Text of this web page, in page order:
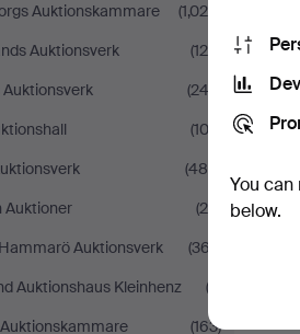
Auktionskammare
(1,020)
Auktionsverk
(124)
(243)
(103)
(480)
Auktioner
(29)
Auktionsverk
(367)
Auktionshaus Kleinhenz
(3)
(163)
You
below.